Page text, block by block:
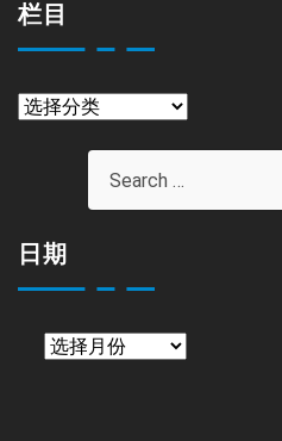
栏目
栏
日期